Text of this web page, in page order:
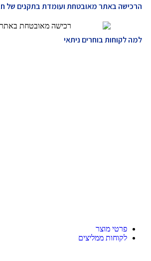
הרכישה באתר מאובטחת ועומדת בתקנים של
למה לקוחות בוחרים ניתאי
פרטי מוצר
לקוחות ממליצים